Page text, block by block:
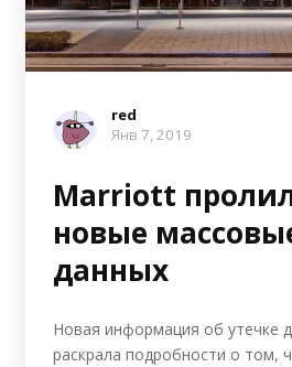
red
Янв 7, 2019
Marriott
новые
данных
Новая информация об утечке
раскрала подробности о том,